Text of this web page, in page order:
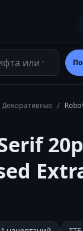
или тег
Декоративные /